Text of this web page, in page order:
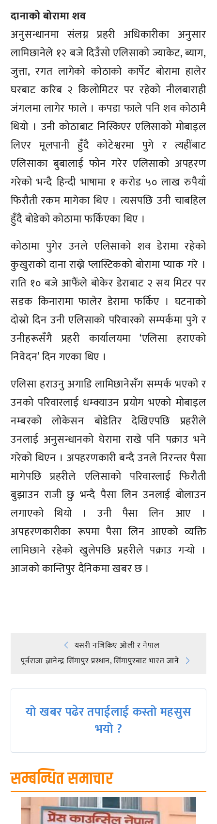
दानाको बोरामा शव
अनुसन्धानमा संलग्न प्रहरी अधिकारीका अनुसार
लामिछानेले १२ बजे दिउँसो एलिसाको ज्याकेट, ब्याग,
जुत्ता, रगत लागेको कोठाको कार्पेट बोरामा हालेर
घरबाट करिब २ किलोमिटर पर रहेको नीलबाराही
जंगलमा लागेर फाले । कपडा फाले पनि शव कोठामै
थियो । उनी कोठाबाट निस्किएर एलिसाको मोबाइल
लिएर मूलपानी हुँदै कोटेश्वरमा पुगे र त्यहींबाट
एलिसाका बुबालाई फोन गरेर एलिसाको अपहरण
गरेको भन्दै हिन्दी भाषामा १ करोड ५० लाख रुपैयाँ
फिरौती रकम मागेका थिए । त्यसपछि उनी चाबहिल
हुँदै बोडेको कोठामा फर्किएका थिए ।
कोठामा पुगेर उनले एलिसाको शव डेरामा रहेको
कुखुराको दाना राख्ने प्लास्टिकको बोरामा प्याक गरे ।
राति १० बजे आफैंले बोकेर डेराबाट २ सय मिटर पर
सडक किनारामा फालेर डेरामा फर्किए । घटनाको
दोस्रो दिन उनी एलिसाको परिवारको सम्पर्कमा पुगे र
उनीहरूसँगै प्रहरी कार्यालयमा ‘एलिसा हराएको
निवेदन’ दिन गएका थिए ।
एलिसा हराउनु अगाडि लामिछानेसँग सम्पर्क भएको र
उनको परिवारलाई धम्क्याउन प्रयोग भएको मोबाइल
नम्बरको लोकेसन बोडेतिर देखिएपछि प्रहरीले
उनलाई अनुसन्धानको घेरामा राखे पनि पक्राउ भने
गरेको थिएन । अपहरणकारी बन्दै उनले निरन्तर पैसा
मागेपछि प्रहरीले एलिसाको परिवारलाई फिरौती
बुझाउन राजी छु भन्दै पैसा लिन उनलाई बोलाउन
लगाएको थियो । उनी पैसा लिन आए ।
अपहरणकारीका रूपमा पैसा लिन आएको व्यक्ति
लामिछाने रहेको खुलेपछि प्रहरीले पक्राउ गर्‍यो ।
आजको कान्तिपुर दैनिकमा खबर छ ।
Post
navigation
यसरी नजिकिए ओली र नेपाल
पूर्वराजा ज्ञानेन्द्र सिंगापुर प्रस्थान, सिंगापुरबाट भारत जाने
यो खबर पढेर तपाईलाई कस्तो महसुस
भयो ?
सम्बन्धित समाचार